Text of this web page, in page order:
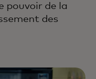
pouvoir de la
des